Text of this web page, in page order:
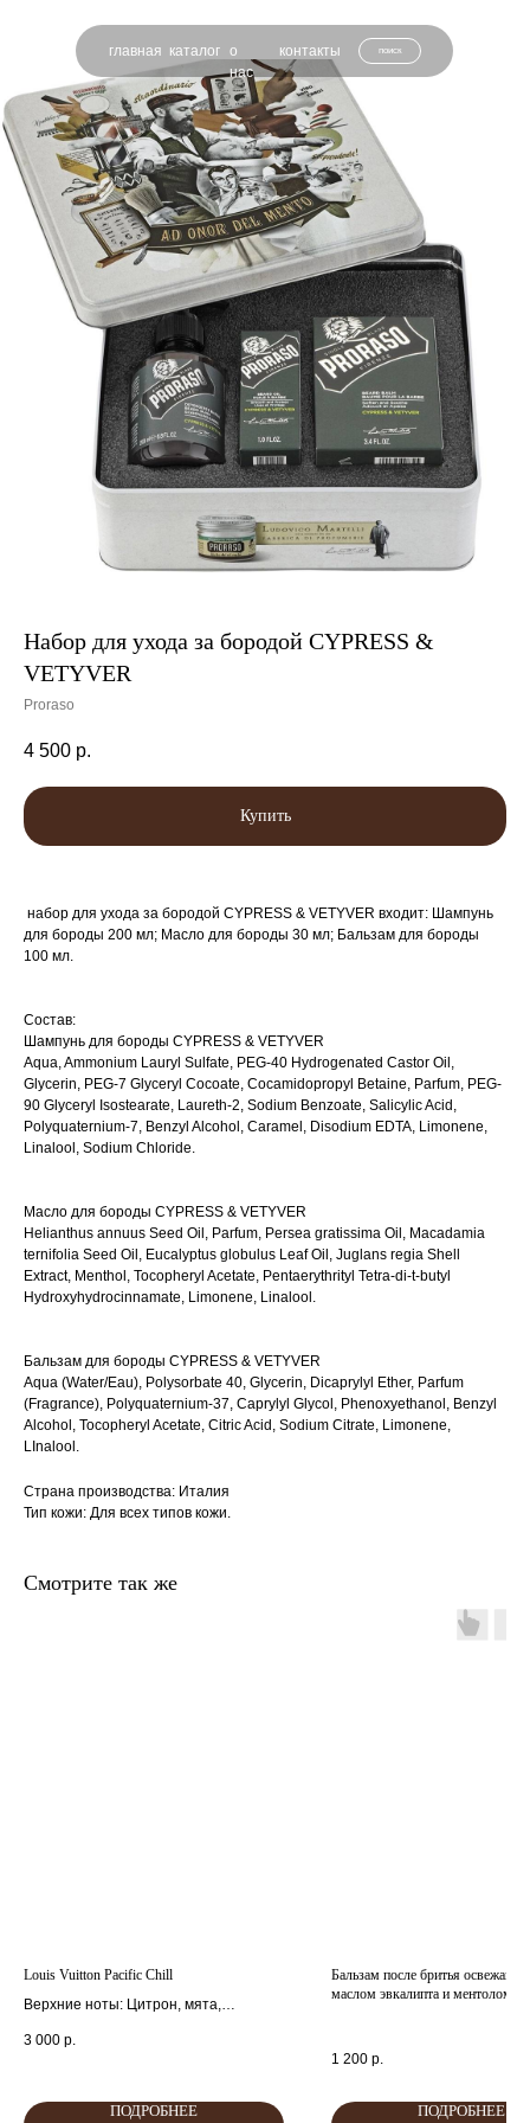
поиск
главная каталог о
нас
контакты
Набор для ухода за бородой CYPRESS &
VETYVER
Proraso
4 500 р.
Купить
набор для ухода за бородой CYPRESS & VETYVER входит: Шампунь
для бороды 200 мл; Масло для бороды 30 мл; Бальзам для бороды
100 мл.
Состав:
Шампунь для бороды CYPRESS & VETYVER
Aqua, Ammonium Lauryl Sulfate, PEG-40 Hydrogenated Castor Oil,
Glycerin, PEG-7 Glyceryl Cocoate, Cocamidopropyl Betaine, Parfum, PEG-
90 Glyceryl Isostearate, Laureth-2, Sodium Benzoate, Salicylic Acid,
Polyquaternium-7, Benzyl Alcohol, Caramel, Disodium EDTA, Limonene,
Linalool, Sodium Chloride.
Масло для бороды CYPRESS & VETYVER
Helianthus annuus Seed Oil, Parfum, Persea gratissima Oil, Macadamia
ternifolia Seed Oil, Eucalyptus globulus Leaf Oil, Juglans regia Shell
Extract, Menthol, Tocopheryl Acetate, Pentaerythrityl Tetra-di-t-butyl
Hydroxyhydrocinnamate, Limonene, Linalool.
Бальзам для бороды CYPRESS & VETYVER
Aqua (Water/Eau), Polysorbate 40, Glycerin, Dicaprylyl Ether, Parfum
(Fragrance), Polyquaternium-37, Caprylyl Glycol, Phenoxyethanol, Benzyl
Alcohol, Tocopheryl Acetate, Citric Acid, Sodium Citrate, Limonene,
LInalool.
Страна производства: Италия
Тип кожи: Для всех типов кожи.
Смотрите так же
Louis Vuitton Pacific Chill
Верхние ноты: Цитрон, мята,
кориандр.
Базовые ноты: Инжир, финики и
3 000 р.
ПОДРОБНЕЕ
Бальзам после бритья
маслом эвкалипта и ментолом
1 200 р.
ПОДРОБНЕЕ